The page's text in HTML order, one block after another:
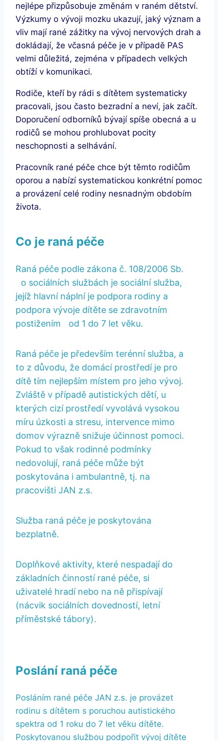
nejlépe přizpůsobuje změnám v raném dětství.
Výzkumy o vývoji mozku ukazují, jaký význam a
vliv mají rané zážitky na vývoj nervových drah a
dokládají, že včasná péče je v případě PAS
velmi důležitá, zejména v případech velkých
obtíží v komunikaci.
Rodiče, kteří by rádi s dítětem systematicky
pracovali, jsou často bezradní a neví, jak začít.
Doporučení odborníků bývají spíše obecná a u
rodičů se mohou prohlubovat pocity
neschopnosti a selhávání.
Pracovník rané péče chce být těmto rodičům
oporou a nabízí systematickou konkrétní pomoc
a provázení celé rodiny nesnadným obdobím
života.
Co je raná péče
Raná péče podle zákona č. 108/2006 Sb.
o sociálních službách je sociální služba,
jejíž hlavní náplní je podpora rodiny a
podpora vývoje dítěte se zdravotním
postižením od 1 do 7 let věku.
Raná péče je především terénní služba, a
to z důvodu, že domácí prostředí je pro
dítě tím nejlepším místem pro jeho vývoj.
Zvláště v případě autistických dětí, u
kterých cizí prostředí vyvolává vysokou
míru úzkosti a stresu, intervence mimo
domov výrazně snižuje účinnost pomoci.
Pokud to však rodinné podmínky
nedovolují, raná péče může být
poskytována i ambulantně, tj. na
pracovišti JAN z.s.
Služba raná péče je poskytována
bezplatně.
Doplňkové aktivity, které nespadají do
základních činností rané péče, si
uživatelé hradí nebo na ně přispívají
(nácvik sociálních dovedností, letní
příměstské tábory).
Poslání raná péče
Posláním rané péče JAN z.s. je provázet
rodinu s dítětem s poruchou autistického
spektra od 1 roku do 7 let věku dítěte.
Poskytovanou službou podpořit vývoj dítěte